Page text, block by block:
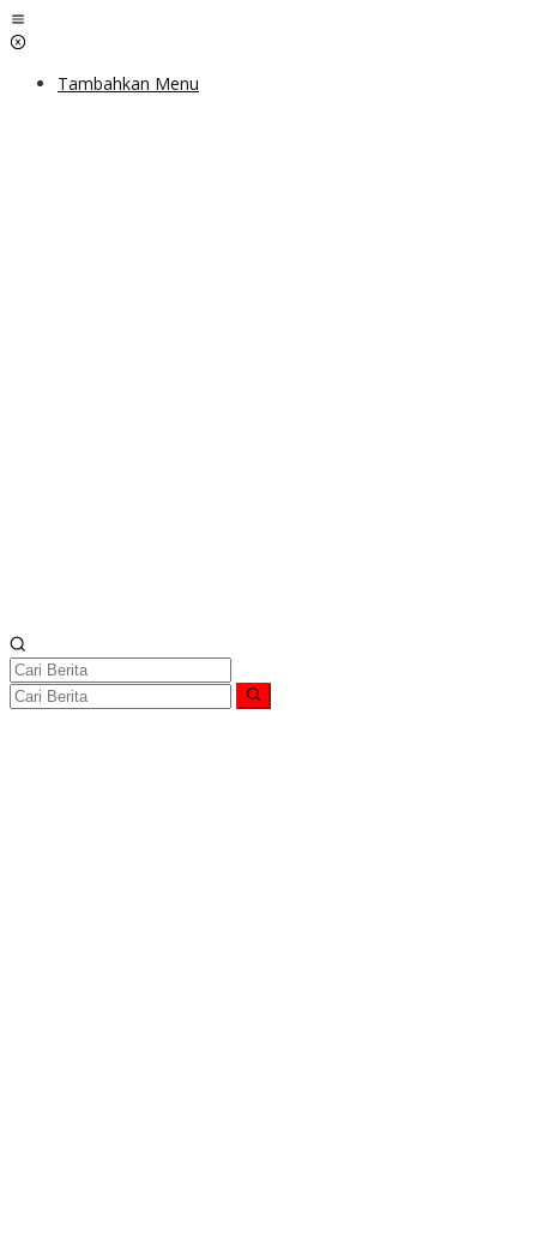
Lewati
ke
Tambahkan Menu